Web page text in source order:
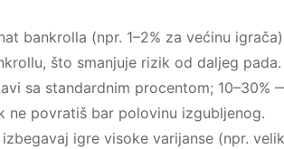
bankrolla (npr. 1–2% za većinu
što smanjuje rizik od daljeg pada.
sa standardnim procentom; 10–30%
ne povratiš bar polovinu izgubljenog.
igre visoke varijanse (npr.